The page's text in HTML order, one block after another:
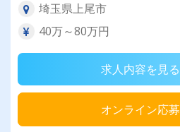
埼玉県上尾市
40万～80万円
求人内容を見る
オンライン応募